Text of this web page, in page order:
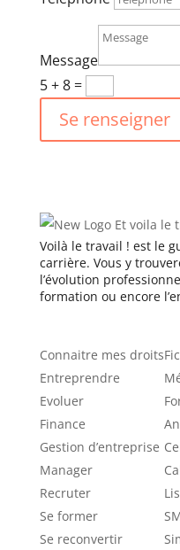
Message
5 + 8=
Se renseigner
Voilà le travail ! est le
carrière. Vous y
l’évolution
formation ou encore
Connaitre mes droits
Entreprendre
Evoluer
Finance
Gestion d’entreprise
Manager
Recruter
Se former
Se reconvertir